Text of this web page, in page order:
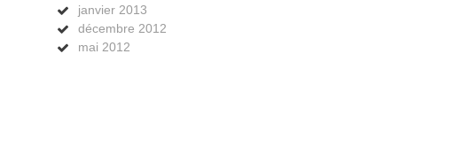
janvier 2013
décembre 2012
mai 2012